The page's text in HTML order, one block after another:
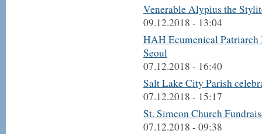
Venerable Alypius the
09.12.2018 - 13:04
HAH Ecumenical
Seoul
07.12.2018 - 16:40
Salt Lake City Parish
07.12.2018 - 15:17
St. Simeon Church
07.12.2018 - 09:38